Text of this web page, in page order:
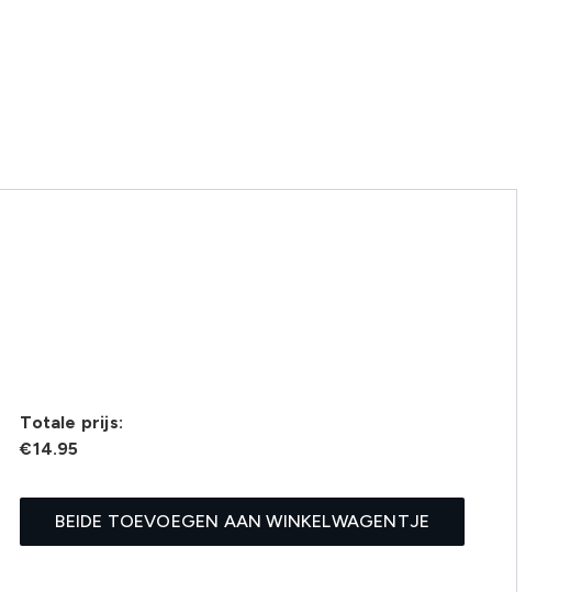
Totale prijs:
€14.95
BEIDE TOEVOEGEN AAN WINKELWAGENTJE